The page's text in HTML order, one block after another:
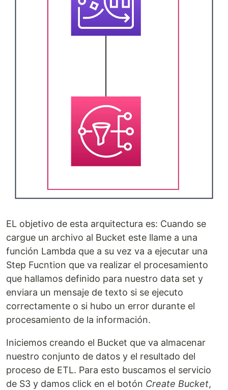
EL objetivo de esta arquitectura es: Cuando se
cargue un archivo al Bucket este llame a una
función Lambda que a su vez va a ejecutar una
Step Fucntion que va realizar el procesamiento
que hallamos definido para nuestro data set y
enviara un mensaje de texto si se ejecuto
correctamente o si hubo un error durante el
procesamiento de la información.
Iniciemos creando el Bucket que va almacenar
nuestro conjunto de datos y el resultado del
proceso de ETL. Para esto buscamos el servicio
de S3 y damos click en el botón Create Bucket,